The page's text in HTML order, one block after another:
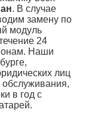
. В случае
замену по
модуль
24
Наши
лиц
обслуживания,
в год с